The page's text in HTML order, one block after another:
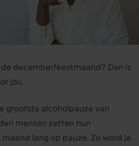
de decemberfeestmaand? Dan is
jou.
grootste alcoholpauze van
mensen zetten hun
lang op pauze. Zo word je